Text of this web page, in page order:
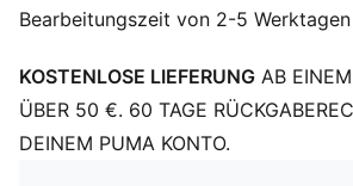
Bearbeitungszeit von 2-5 Werktagen
KOSTENLOSE LIEFERUNG AB
ÜBER 50 €. 60 TAGE
DEINEM PUMA KONTO.